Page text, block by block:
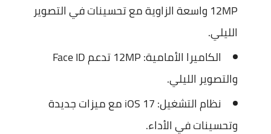
12MP واسعة الزاوية مع تحسينات في التصوير
الليلي.
الكاميرا الأمامية:
12MP تدعم Face ID
والتصوير الليلي.
نظام التشغيل:
iOS 17 مع ميزات جديدة
وتحسينات في الأداء.